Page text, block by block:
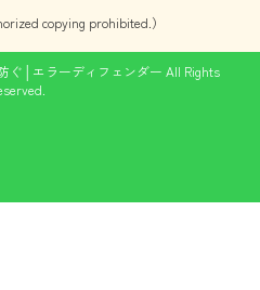
copying prohibited.）
ぐ│エラーディフェンダー All Rights